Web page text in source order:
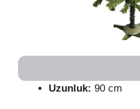
Uzunluk: 90 cm